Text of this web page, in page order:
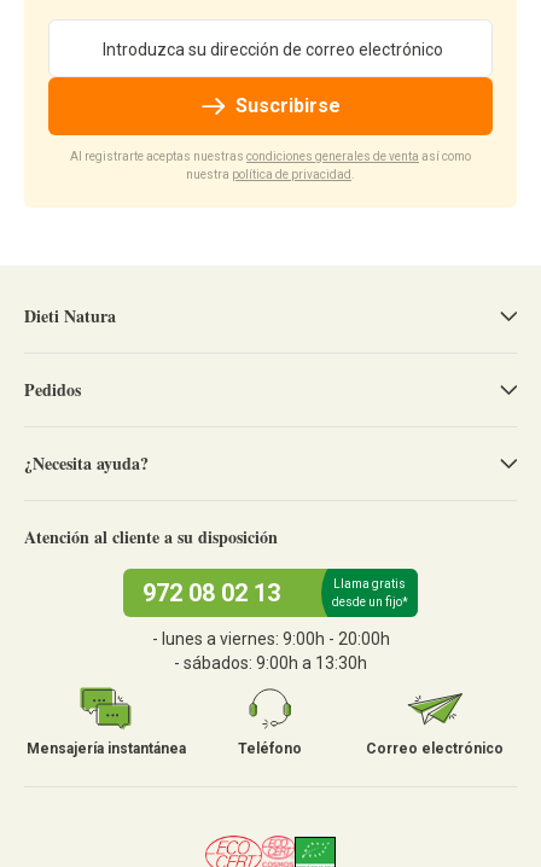
Suscribirse
Al registrarte aceptas nuestras condiciones generales de venta así como
nuestra política de privacidad .
Dieti Natura
Pedidos
¿Necesita ayuda?
Atención al cliente a su disposición
972 08 02 13
Llama gratis
desde un fijo*
- lunes a viernes: 9:00h - 20:00h
- sábados: 9:00h a 13:30h
Mensajería instantánea Teléfono Correo electrónico